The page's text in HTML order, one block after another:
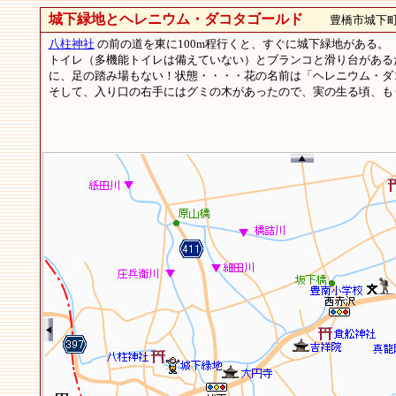
城下緑地とヘレニウム・ダコタゴールド
豊橋市城下町
八柱神社 の前の道を東に100m程行くと、すぐに城下緑地がある。
トイレ（多機能トイレは備えていない）とブランコと滑り台があ
に、足の踏み場もない！状態・・・・花の名前は「ヘレニウム・
そして、入り口の右手にはグミの木があったので、実の生る頃、